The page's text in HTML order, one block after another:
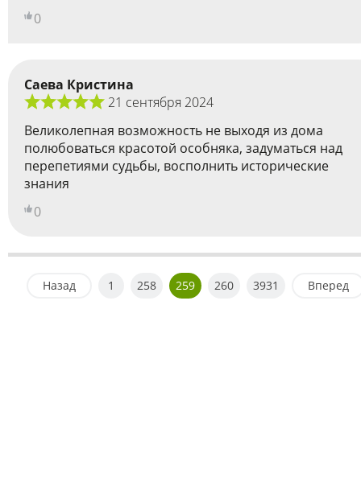
0
Саева Кристина
21 сентября 2024
Великолепная возможность не выходя из дома
полюбоваться красотой особняка, задуматься над
перепетиями судьбы, восполнить исторические
знания
0
Назад 1 258 259 260 3931 Вперед